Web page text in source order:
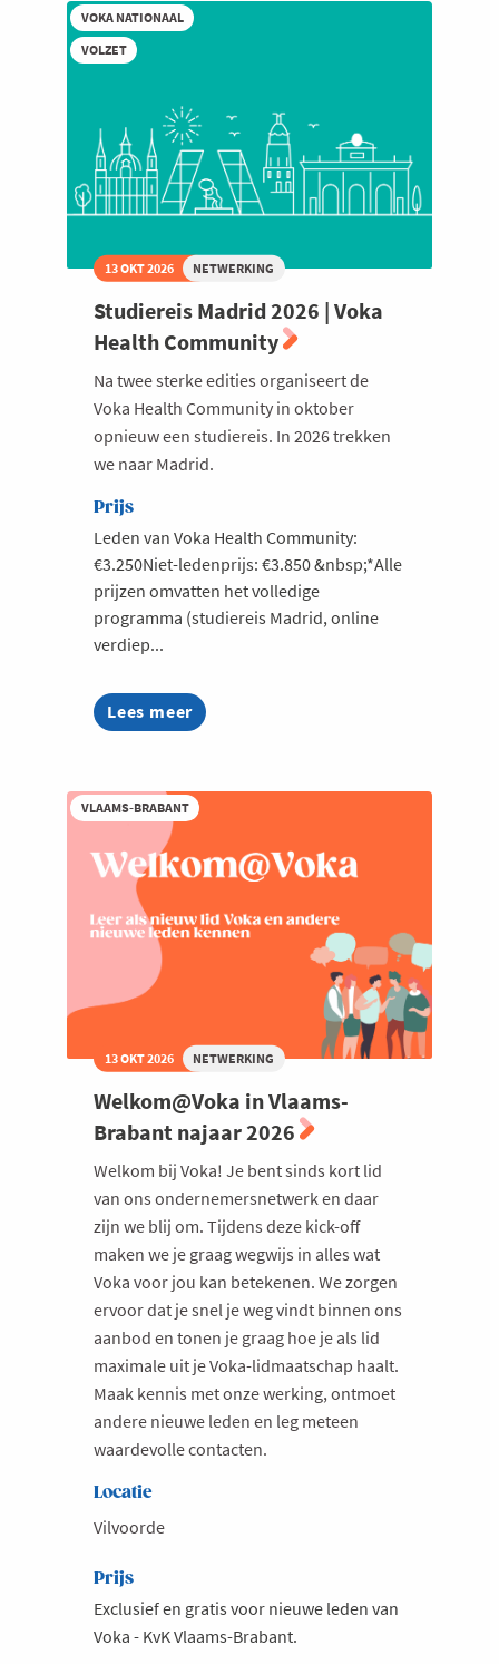
2026
VOKA NATIONAAL
VOLZET
13 OKT 2026 NETWERKING
Studiereis Madrid 2026 | Voka
Health Community
Na twee sterke edities organiseert de
Voka Health Community in oktober
opnieuw een studiereis. In 2026 trekken
we naar Madrid.
Prijs
Leden van Voka Health Community:
€3.250Niet-ledenprijs: €3.850 &nbsp;*Alle
prijzen omvatten het volledige
programma (studiereis Madrid, online
verdiep...
Lees meer
about
Studiereis
|
Voka
Community
VLAAMS-BRABANT
13 OKT 2026 NETWERKING
Welkom@Voka in Vlaams-
Brabant najaar 2026
Welkom bij Voka! Je bent sinds kort lid
van ons ondernemersnetwerk en daar
zijn we blij om. Tijdens deze kick-off
maken we je graag wegwijs in alles wat
Voka voor jou kan betekenen. We zorgen
ervoor dat je snel je weg vindt binnen ons
aanbod en tonen je graag hoe je als lid
maximale uit je Voka-lidmaatschap haalt.
Maak kennis met onze werking, ontmoet
andere nieuwe leden en leg meteen
waardevolle contacten.
Locatie
Vilvoorde
Prijs
Exclusief en gratis voor nieuwe leden van
Voka - KvK Vlaams-Brabant.